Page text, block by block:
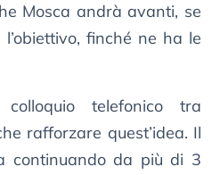
Mosca andrà avanti, se
finché ne ha le
colloquio telefonico tra
rafforzare quest’idea. Il
continuando da più di 3